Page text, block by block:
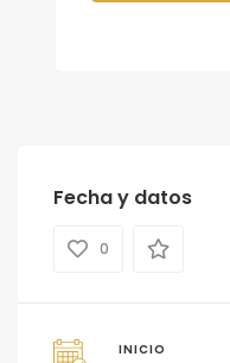
Fecha y datos
0
INICIO